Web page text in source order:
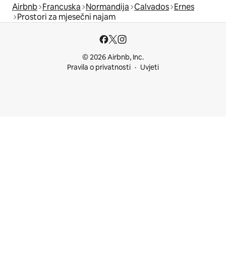
Airbnb Francuska Normandija Calvados Ernes
Prostori za mjesečni najam
© 2026 Airbnb, Inc.
Pravila o privatnosti
Uvjeti